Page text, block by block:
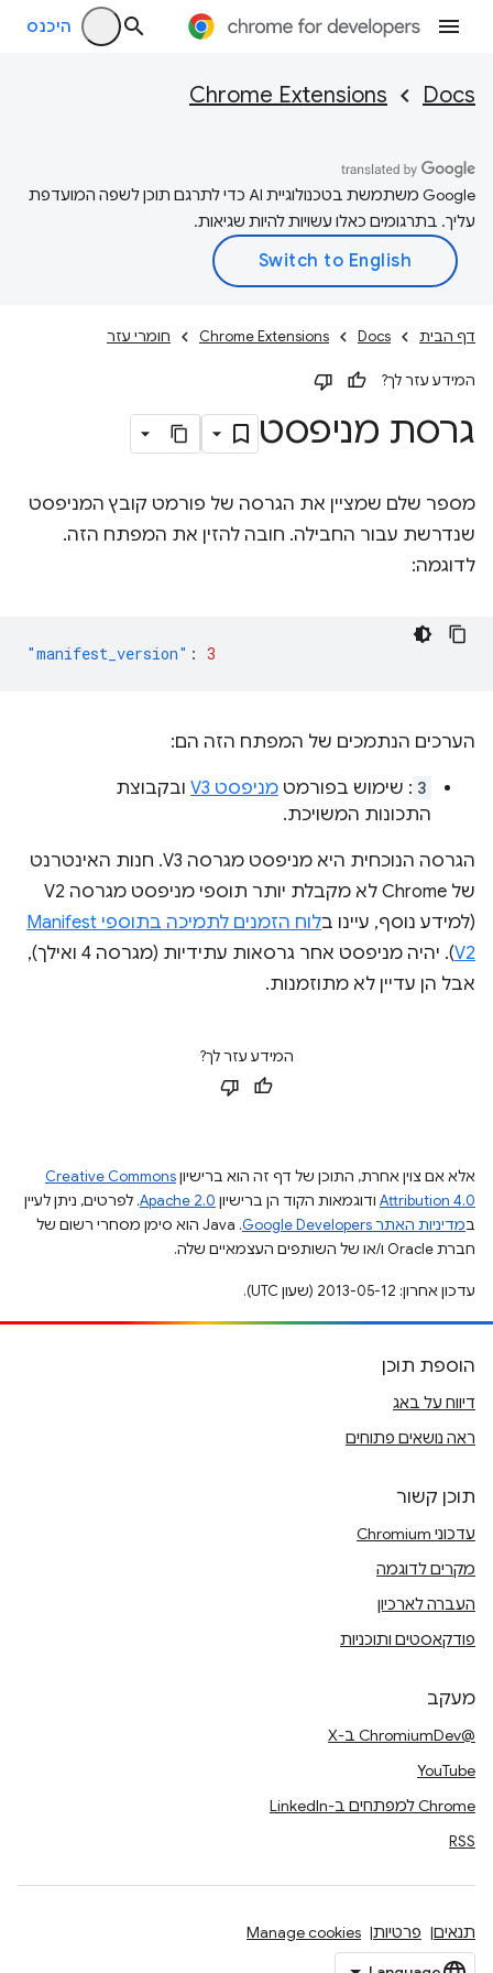
היכנס
Docs
Chrome Extensions
‫Google משתמשת בטכנולוגיית AI כדי לתרגם תוכן לשפה המועדפת
עליך. בתרגומים כאלו עשויות להיות שגיאות.
דף הבית Docs
Chrome Extensions חומרי עזר
המידע עזר לך?
גרסת מניפסט
מספר שלם שמציין את הגרסה של פורמט קובץ המניפסט
שנדרשת עבור החבילה. חובה להזין את המפתח הזה.
לדוגמה:
"manifest_version" : 3
הערכים הנתמכים של המפתח הזה הם:
3 : שימוש בפורמט מניפסט V3
ובקבוצת
התכונות המשויכת.
הגרסה הנוכחית היא מניפסט מגרסה V3. חנות האינטרנט
של Chrome לא מקבלת יותר תוספי מניפסט מגרסה V2
(למידע נוסף, עיינו ב
לוח הזמנים לתמיכה בתוספי Manifest
V2
). יהיה מניפסט אחר גרסאות עתידיות (מגרסה 4 ואילך),
אבל הן עדיין לא מתוזמנות.
המידע עזר לך?
אלא אם צוין אחרת, התוכן של דף זה הוא ברישיוןCreative Commons
Attribution 4.0 ודוגמאות הקוד הן ברישיון Apache 2.0. לפרטים, ניתן לעיין
במדיניות האתר Google Developers‏
.‏ Java הוא סימן מסחרי רשום של
חברת Oracle ו/או של השותפים העצמאיים שלה.
עדכון אחרון: 2013-05-12 (שעון UTC).
הוספת תוכן
דיווח על באג
ראה נושאים פתוחים
תוכן קשור
עדכוני Chromium
מקרים לדוגמה
העברה לארכיון
פודקאסטים ותוכניות
מעקב
@ChromiumDev ב-X
YouTube
Chrome למפתחים ב-LinkedIn
RSS
תנאים פרטיות Manage cookies